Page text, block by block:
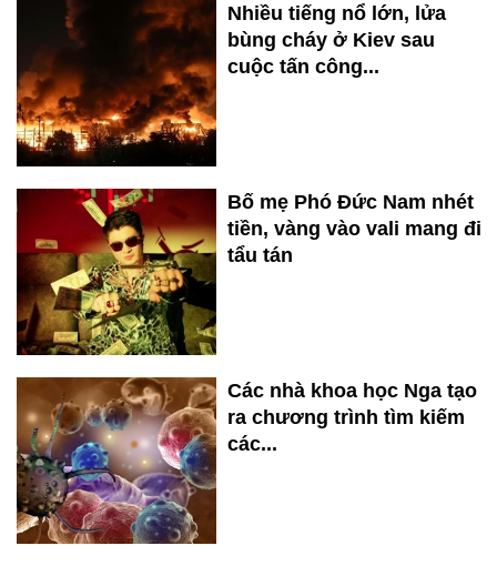
Nhiều tiếng nổ lớn, lửa
bùng cháy ở Kiev sau
cuộc tấn công...
Bố mẹ Phó Đức Nam nhét
tiền, vàng vào vali mang đi
tẩu tán
Các nhà khoa học Nga tạo
ra chương trình tìm kiếm
các...